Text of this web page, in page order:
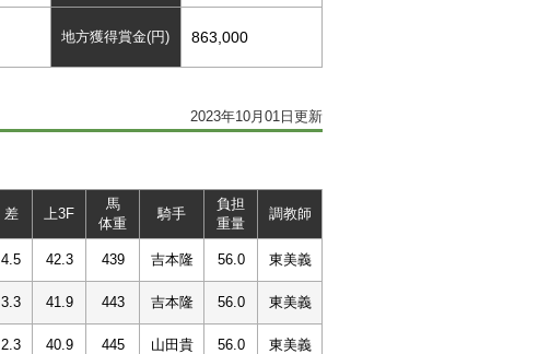
地方獲得賞金(円) 863,000
2023年10月01日更新
差 上3F
馬
体重
騎手
負担
重量
調教師
4.5 42.3 439 吉本隆 56.0 東美義
3.3 41.9 443 吉本隆 56.0 東美義
2.3 40.9 445 山田貴 56.0 東美義